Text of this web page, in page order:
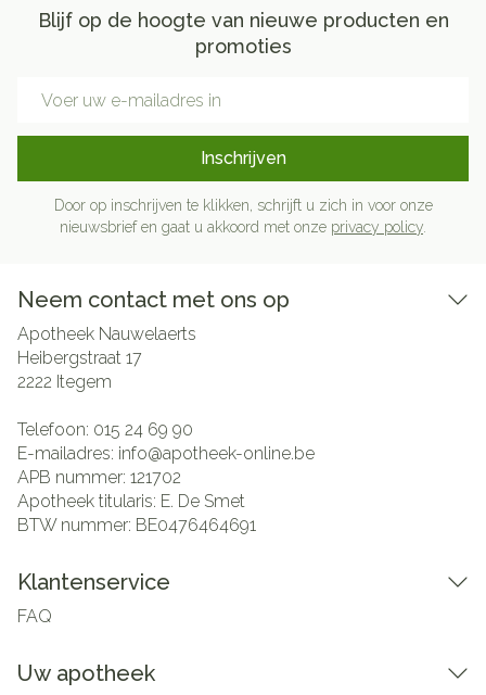
Blijf op de hoogte van nieuwe producten en
promoties
Inschrijven
Door op inschrijven te klikken, schrijft u zich in voor onze
nieuwsbrief en gaat u akkoord met onze privacy policy
Neem contact met ons op
Apotheek Nauwelaerts
Heibergstraat 17
2222 Itegem
Telefoon: 015 24 69 90
E-mailadres: info@apotheek-online.be
APB nummer: 121702
Apotheek titularis: E. De Smet
BTW nummer: BE0476464691
Klantenservice
FAQ
Uw apotheek